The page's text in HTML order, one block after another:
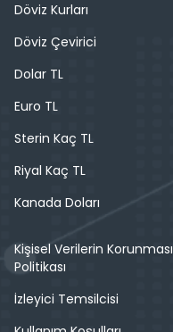
Döviz Kurları
Döviz Çevirici
Dolar TL
Euro TL
Sterin Kaç TL
Riyal Kaç TL
Kanada Doları
Kişisel Verilerin Korunması
Politikası
İzleyici Temsilcisi